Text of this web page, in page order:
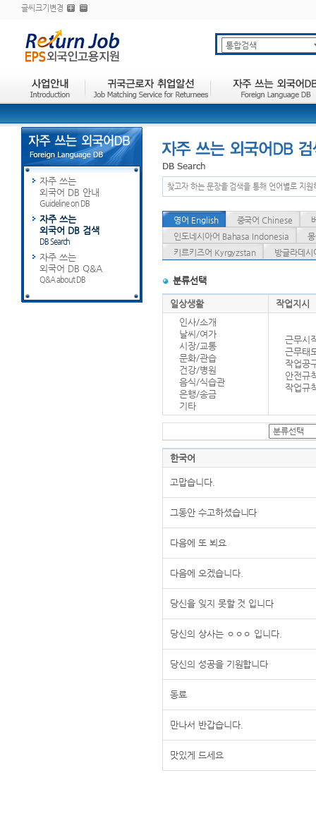
글씨크기변경
자주 쓰는
외국어 DB 안내
Guideline on DB
자주 쓰는
외국어 DB 검색
DB Search
자주 쓰는
외국어 DB Q&A
Q&A about DB
찾고자 하는 문장을 검색을 통해 언어별로 지원
영어 English 중국어 Chinese
인도네시아어 Bahasa Indonesia
키르키즈어 Kyrgyzstan
방글라데
분류선택
일상생활
작업지시
인사/소개
날씨/여가
시장/교통
문화/관습
건강/병원
음식/식습관
은행/송금
기타
근무시
근무태
작업공
안전규
작업규
한국어
고맙습니다.
그동안 수고하셨습니다
다음에 또 뵈요
다음에 오겠습니다.
당신을 잊지 못할 것 입니다
당신의 상사는 ㅇㅇㅇ 입니다.
당신의 성공을 기원합니다
동료
만나서 반갑습니다.
맛있게 드세요